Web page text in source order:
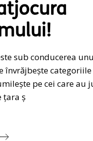
sub conducerea
învrăjbește categoriile
pe cei care au
țara ș